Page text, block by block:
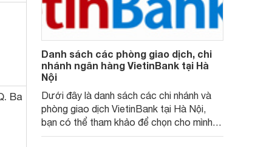
Ba
Danh sách các phòng giao dịch, chi
nhánh ngân hàng VietinBank tại Hà
Nội
Dưới đây là danh sách các chi nhánh và
phòng giao dịch VietinBank tại Hà Nội,
bạn có thể tham khảo để chọn cho mình
điểm giao dịch gân nơi mình sống nhất